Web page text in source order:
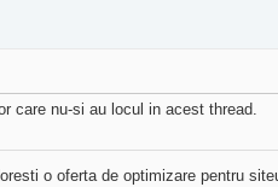
care nu-si au locul in acest thread.
o oferta de optimizare pentru